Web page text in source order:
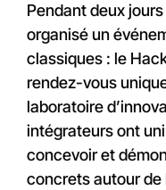
Pendant deux
organisé un
classiques : le
rendez-vous
laboratoire
intégrateurs ont
concevoir et
concrets autour de